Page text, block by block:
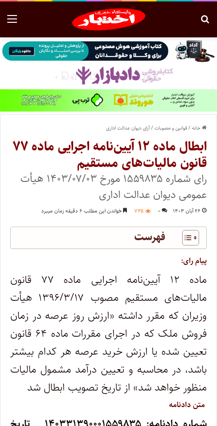
خانه/قوانین و مصوبات/آرای دیوان عدالت اداری
ابطال ماده ۱۲ آیین‌نامه اجرایی ماده ۷۷
قانون مالیات‌های مستقیم
رای شماره ۱۵۵۹۸۳۵ مورخ ۱۴۰۳/۰۷/۰۳ هیأت
عمومی دیوان عدالت اداری
۲۶ آبان ۱۴۰۳ ۰ ۷۳۵ خواندن این مطلب ۶ دقیقه زمان میبرد
فهرست
پیام رای:
ماده ۱۲ آیین‌نامه اجرایی ماده ۷۷ قانون
مالیات‌های مستقیم مصوب ۱۳۹۶/۳/۱۷ هیأت
وزیران که مقرر داشته «ارزش روز عرصه در زمان
فروش ملک که در اجرای مقررات ماده ۶۴ قانون
تعیین شده یا ارزش خرید عرصه هر کدام بیشتر
باشد، در محاسبه و تعیین درآمد مشمول مالیات
منظور خواهد شد» از تاریخ تصویب ابطال شد
متن دادنامه